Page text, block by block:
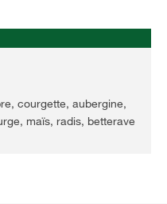
courgette, aubergine,
maïs, radis, betterave